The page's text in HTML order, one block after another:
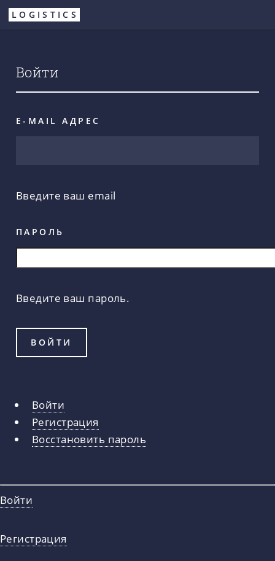
Перейти
LOGISTICS
Войти
E-MAIL АДРЕС
Введите ваш email
ПАРОЛЬ
Введите ваш пароль.
Главные
вкладки
Войти
Регистрация
Восстановить пароль
Войти
Регистрация